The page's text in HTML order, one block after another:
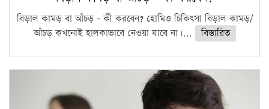
বিড়াল কামড় বা আঁচড় – কী করবেন? হোমিও চিকিৎসা বিড়াল কামড়/
আঁচড় কখনোই হালকাভাবে নেওয়া যাবে না।...
বিস্তারিত